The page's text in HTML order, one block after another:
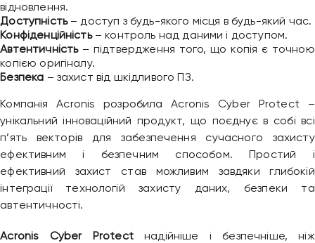
відновлення.
Доступність– доступ з будь-якого місця в будь-який час.
Конфіденційність– контроль над даними і доступом.
Автентичність– підтвердження того, що копія є точною
копією оригіналу.
Безпека – захист від шкідливого ПЗ.
Компанія Acronis розробила Acronis Cyber ​​Protect –
унікальний інноваційний продукт, що поєднує в собі всі
п’ять векторів для забезпечення сучасного захисту
ефективним і безпечним способом. Простий і
ефективний захист став можливим завдяки глибокій
інтеграції технологій захисту даних, безпеки та
автентичності.
Acronis Cyber ​​Protectнадійніше і безпечніше, ніж